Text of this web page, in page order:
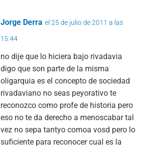
Jorge Derra el 25 de julio de 2011 a las
15:44
no dije que lo hiciera bajo rivadavia
digo que son parte de la misma
oligarquia es el concepto de sociedad
rivadaviano no seas peyorativo te
reconozco como profe de historia pero
eso no te da derecho a menoscabar tal
vez no sepa tantyo comoa vosd pero lo
suficiente para reconocer cual es la